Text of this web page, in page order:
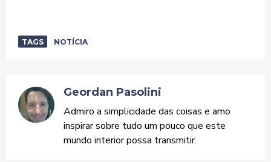
TAGS NOTÍCIA
Geordan Pasolini
Admiro a simplicidade das coisas e amo
inspirar sobre tudo um pouco que este
mundo interior possa transmitir.